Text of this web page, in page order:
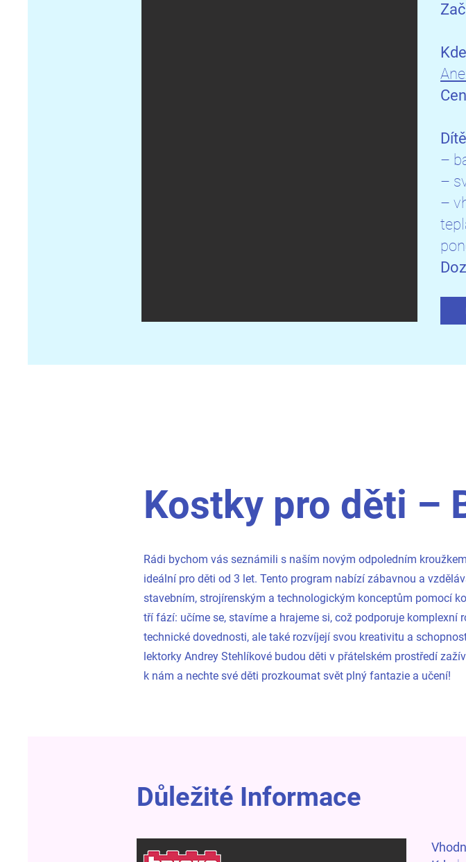
–
–
–
Kostky pro děti –
Rádi bychom vás seznámili s naším novým odpoledním
ideální pro děti od 3 let. Tento program nabízí zábavnou a
stavebním, strojírenským a technologickým konceptům pomocí
tří fází: učíme se, stavíme a hrajeme si, což podporuje komplexní
technické dovednosti, ale také rozvíjejí svou kreativitu a
lektorky Andrey Stehlíkové budou děti v přátelském prostředí
k nám a nechte své děti prozkoumat svět plný fantazie a učení!
Důležité Informace